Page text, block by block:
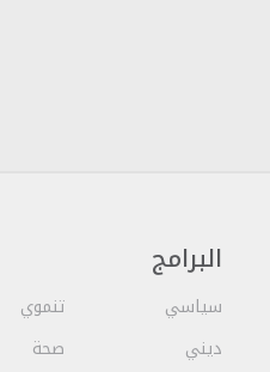
البرامج
سياسي
ديني
تنموي
صحة